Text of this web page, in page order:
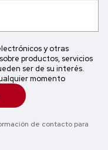
y otras
productos, servicios
ser de su interés.
momento
de contacto para